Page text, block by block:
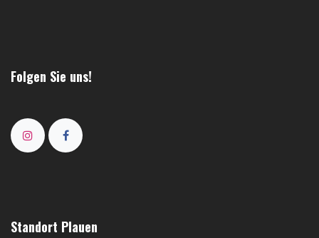
Folgen Sie uns!
Standort Plauen